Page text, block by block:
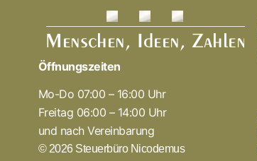
Öffnungszeiten
Mo-Do 07:00 – 16:00 Uhr
Freitag 06:00 – 14:00 Uhr
und nach Vereinbarung
© 2026 Steuerbüro Nicodemus